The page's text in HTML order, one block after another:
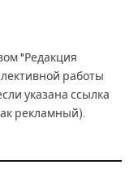
"Редакция
работы
указана ссылка
рекламный).